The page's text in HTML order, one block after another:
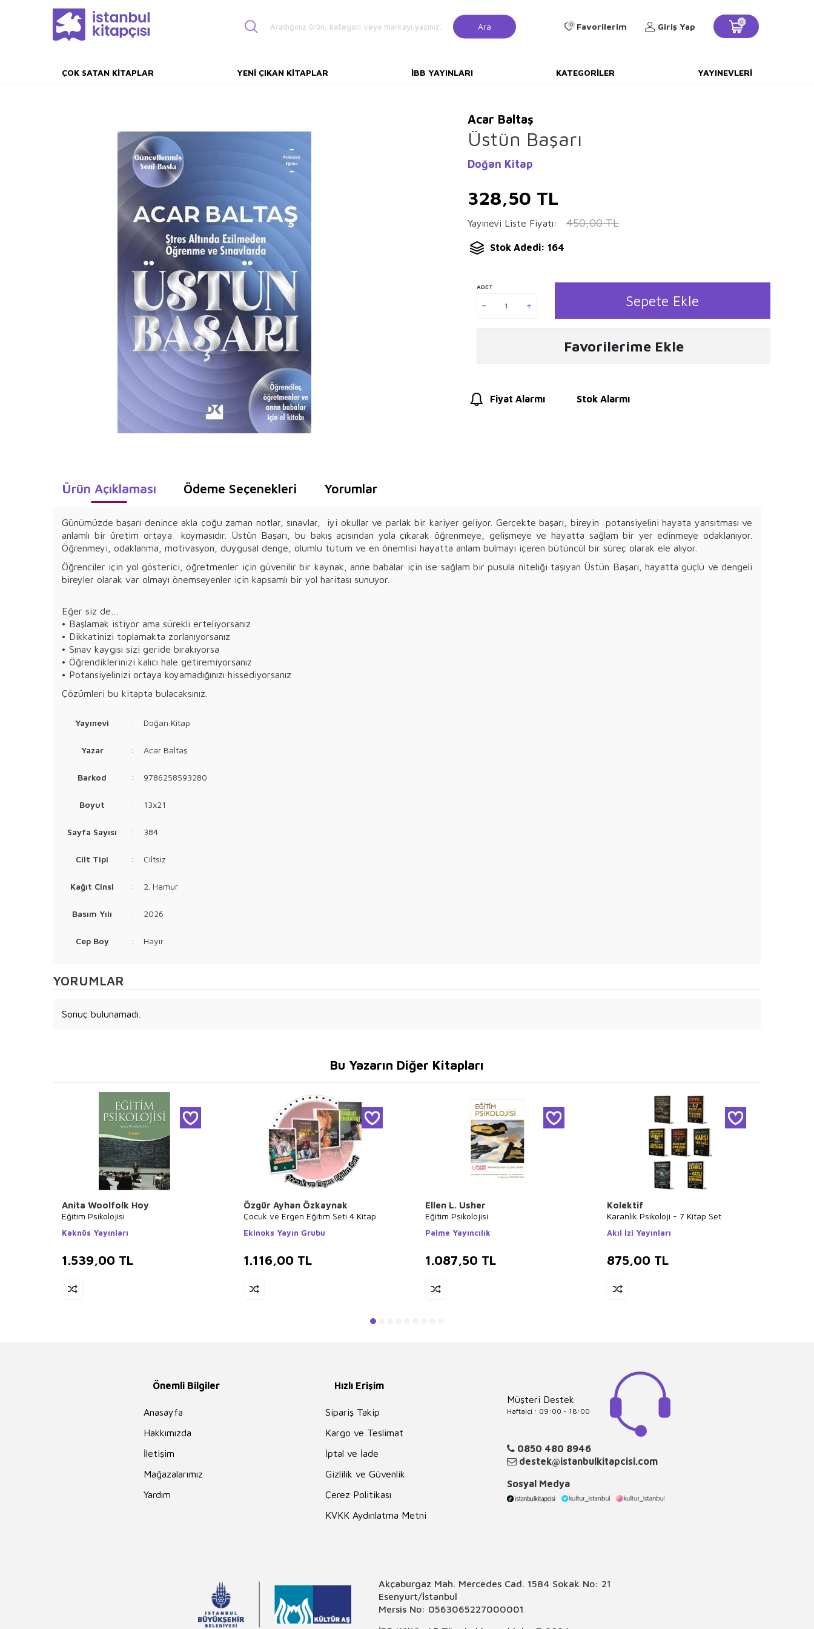
Ara 0 Favorilerim Giriş Yap 0
ÇOK SATAN KITAPLAR YENI ÇIKAN KITAPLAR İBB YAYINLARI KATEGORILER YAYINEVLERI
Acar Baltaş
Üstün Başarı
Doğan Kitap
328,50 TL
Yayınevi Liste Fiyatı: 450,00TL
Stok Adedi: 164
ADET
Sepete Ekle
Favorilerime Ekle
Fiyat Alarmı Stok Alarmı
Ürün Açıklaması Ödeme Seçenekleri Yorumlar
Günümüzde başarı denince akla çoğu zaman notlar, sınavlar, iyi okullar ve parlak bir kariyer geliyor. Gerçekte başarı, bireyin potansiyelini hayata yansıtması ve
anlamlı bir üretim ortaya koymasıdır. Üstün Başarı, bu bakış açısından yola çıkarak öğrenmeye, gelişmeye ve hayatta sağlam bir yer edinmeye odaklanıyor.
Öğrenmeyi, odaklanma, motivasyon, duygusal denge, olumlu tutum ve en önemlisi hayatta anlam bulmayı içeren bütüncül bir süreç olarak ele alıyor.
Öğrenciler için yol gösterici, öğretmenler için güvenilir bir kaynak, anne babalar için ise sağlam bir pusula niteliği taşıyan Üstün Başarı, hayatta güçlü ve dengeli
bireyler olarak var olmayı önemseyenler için kapsamlı bir yol haritası sunuyor.
Eğer siz de…
• Başlamak istiyor ama sürekli erteliyorsanız
• Dikkatinizi toplamakta zorlanıyorsanız
• Sınav kaygısı sizi geride bırakıyorsa
• Öğrendiklerinizi kalıcı hale getiremiyorsanız
• Potansiyelinizi ortaya koyamadığınızı hissediyorsanız
Çözümleri bu kitapta bulacaksınız.
Yayınevi : Doğan Kitap
Yazar : Acar Baltaş
Barkod : 9786258593280
Boyut : 13x21
Sayfa Sayısı : 384
Cilt Tipi : Ciltsiz
Kağıt Cinsi : 2. Hamur
Basım Yılı : 2026
Cep Boy : Hayır
YORUMLAR
Sonuç bulunamadı.
Bu Yazarın Diğer Kitapları
Anita Woolfolk Hoy
Eğitim Psikolojisi
Kaknüs Yayınları
1.539,00 TL
Özgür Ayhan Özkaynak
Çocuk ve Ergen Eğitim Seti 4 Kitap
Ekinoks Yayın Grubu
1.116,00 TL
Ellen L. Usher
Eğitim Psikolojisi
Palme Yayıncılık
1.087,50 TL
Kolektif
Karanlık Psikoloji - 7 Kitap Set
Akıl İzi Yayınları
875,00 TL
Önemli Bilgiler
Anasayfa
Hakkımızda
İletişim
Mağazalarımız
Yardım
Hızlı Erişim
Sipariş Takip
Kargo ve Teslimat
İptal ve İade
Gizlilik ve Güvenlik
Çerez Politikası
KVKK Aydınlatma Metni
Müşteri Destek
Haftaiçi : 09:00 - 18:00
0850 480 8946
destek@istanbulkitapcisi.com
Sosyal Medya
Akçaburgaz Mah. Mercedes Cad. 1584 Sokak No: 21
Esenyurt/İstanbul
Mersis No: 0563065227000001